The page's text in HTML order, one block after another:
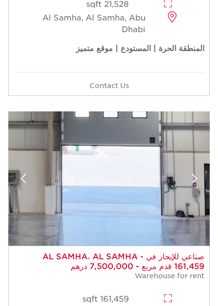
21,528 sqft
Al Samha, Al Samha, Abu
Dhabi
المنطقة الحرة | المستودع | موقع متميز
Contact Us
صناعي للإيجار في AL SAMHA، AL SAMHA -
161,459 قدم مربع - 7,500,000 درهم
Warehouse for rent
161,459 sqft